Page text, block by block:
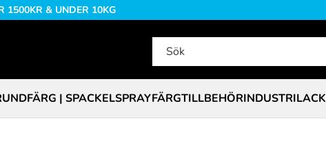
1500KR & UNDER 10KG
| SPACKELSPRAYFÄRGTILLBEHÖRINDUSTRILACK